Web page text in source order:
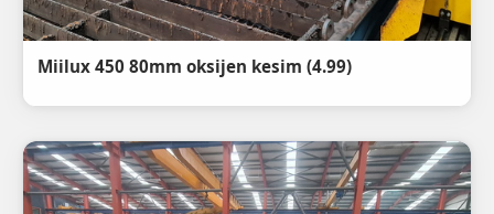
(4.99) Miilux 450 80mm oksijen kesim